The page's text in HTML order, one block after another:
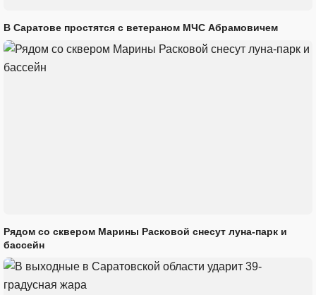
В Саратове простятся с ветераном МЧС Абрамовичем
Рядом со сквером Марины Расковой снесут луна-парк и
бассейн